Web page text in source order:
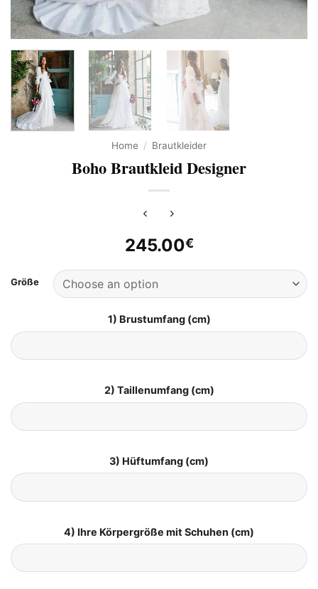
Home / Brautkleider
Boho Brautkleid Designer
245.00€
Größe
1) Brustumfang (cm)
2) Taillenumfang (cm)
3) Hüftumfang (cm)
4) Ihre Körpergröße mit Schuhen (cm)